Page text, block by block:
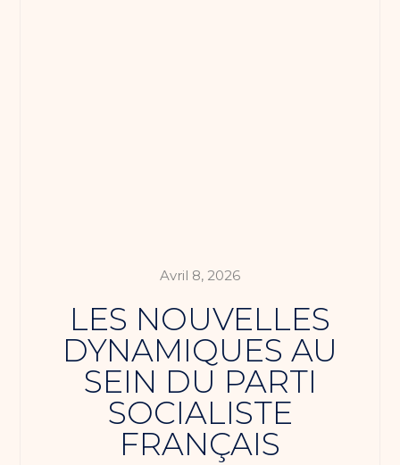
Avril 8, 2026
LES NOUVELLES
DYNAMIQUES AU
SEIN DU PARTI
SOCIALISTE
FRANÇAIS